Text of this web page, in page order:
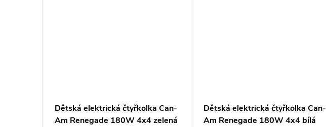
Dětská elektrická čtyřkolka Can-
Am Renegade 180W 4x4 zelená
Dětská elektrická čtyřkolka Can-
Am Renegade 180W 4x4 bílá